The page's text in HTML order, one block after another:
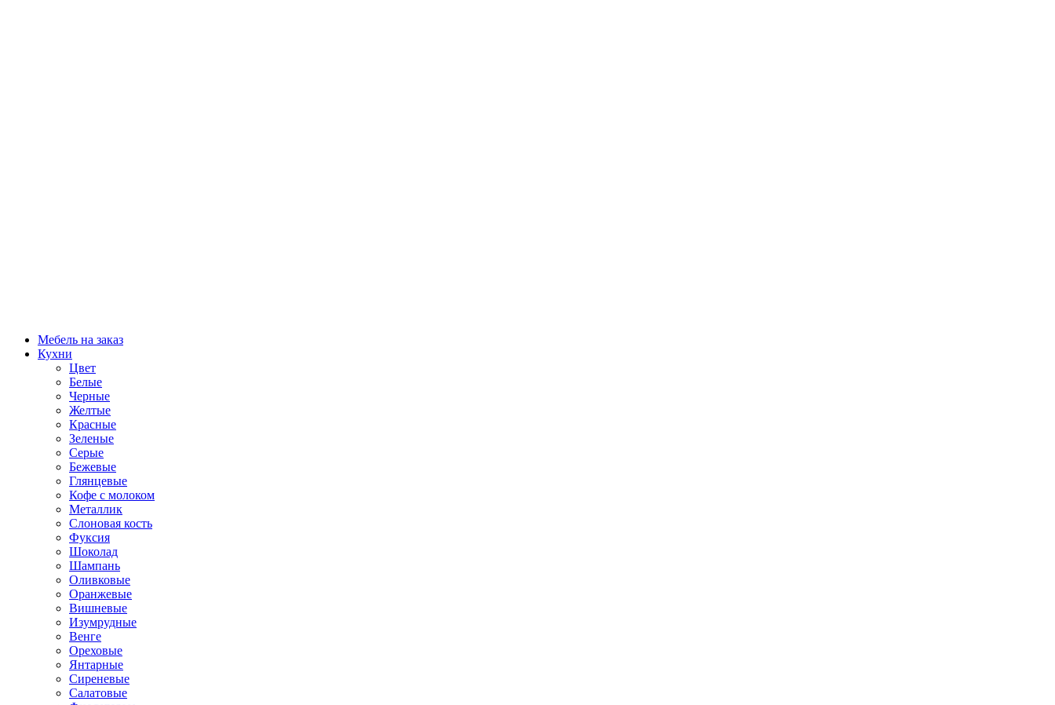
Мебель на заказ
Кухни
Цвет
Белые
Черные
Желтые
Красные
Зеленые
Серые
Бежевые
Глянцевые
Кофе с молоком
Металлик
Слоновая кость
Фуксия
Шоколад
Шампань
Оливковые
Оранжевые
Вишневые
Изумрудные
Венге
Ореховые
Янтарные
Сиреневые
Салатовые